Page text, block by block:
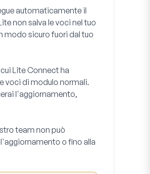
automaticamente il
non salva le voci nel tuo
modo sicuro fuori dal tuo
Lite Connect ha
voci di modulo normali.
l'aggiornamento,
team non può
o fino alla